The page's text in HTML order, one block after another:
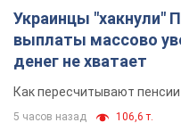
Украинцы "хакнули"
выплаты массово
денег не хватает
Как пересчитывают пенсии
5 часов назад 106,6 т.